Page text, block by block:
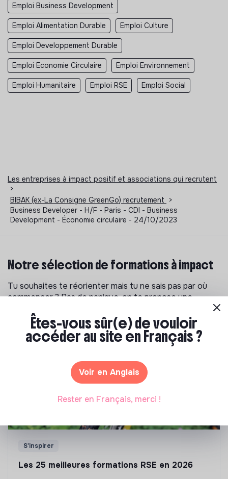
Emploi Business Development
Emploi Alimentation Durable Emploi Culture
Emploi Developpement Durable
Emploi Economie Circulaire Emploi Environnement
Emploi Humanitaire Emploi RSE Emploi Social
Les entreprises à impact positif et associations qui recrutent
>
BIBAK (ex-La Consigne GreenGo) recrutement
>
Business Developer - H/F - Paris - CDI - Business
Development - Économie circulaire - 24/10/2023
Notre sélection de formations à impact
Tu souhaites te réorienter mais tu ne sais pas par où
commencer ? Pas de panique, on te propose une
écologique et solidaire !
S'inspirer
Les 25 meilleures formations RSE en 2026
Êtes-vous sûr(e) de vouloir
accéder au site en Français ?
Voir en Anglais
Rester en Français, merci !